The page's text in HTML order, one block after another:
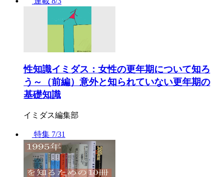
性知識イミダス：女性の更年期について知ろ
う～（前編）意外と知られていない更年期の
基礎知識
イミダス編集部
特集 7/31